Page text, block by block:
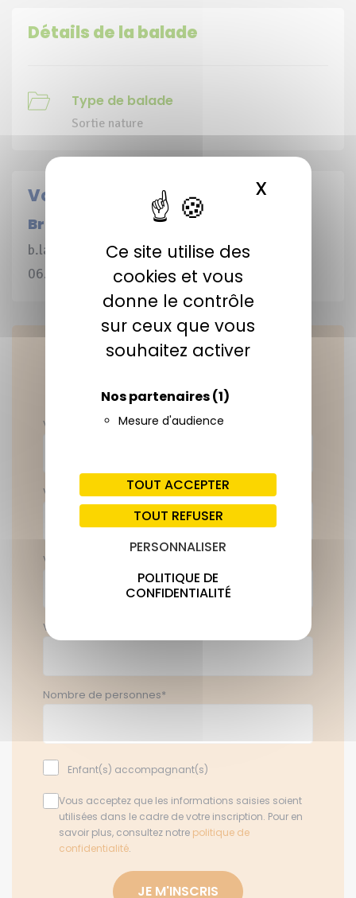
Ce site utilise des
cookies et vous
donne le contrôle
sur ceux que vous
souhaitez activer
Nos partenaires(1)
Mesure d'audience
TOUT ACCEPTER
TOUT REFUSER
PERSONNALISER
POLITIQUE DE
CONFIDENTIALITÉ
X
Détails de la balade
Type de balade
Sortie nature
Votre contact
Bruno Labrousse
b.labrousse@cen-na.org / 05.55.03.09.04 /
06.95.67.37.46
s'inscrire en ligne
Votre nom*
Votre prénom*
Votre email*
Votre téléphone*
Nombre de personnes*
Enfant(s) accompagnant(s)
Vous acceptez que les informations saisies soient
utilisées dans le cadre de votre inscription. Pour en
savoir plus, consultez notre politique de
confidentialité.